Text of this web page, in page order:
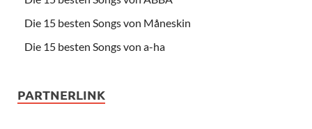
Die 15 besten Songs von Måneskin
Die 15 besten Songs von a-ha
PARTNERLINK